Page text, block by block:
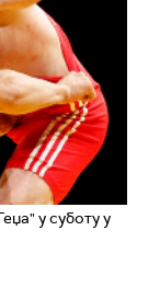
у суботу у